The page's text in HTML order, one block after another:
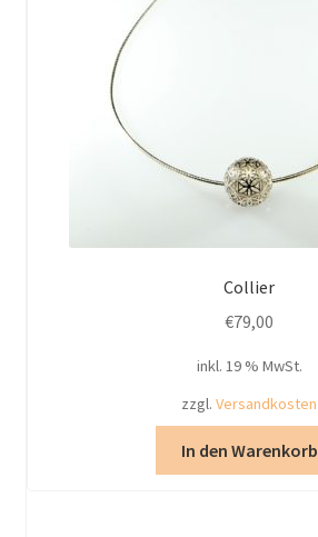
Collier
€79,00
inkl. 19 % MwSt.
zzgl. Versandkosten
In den Warenkorb